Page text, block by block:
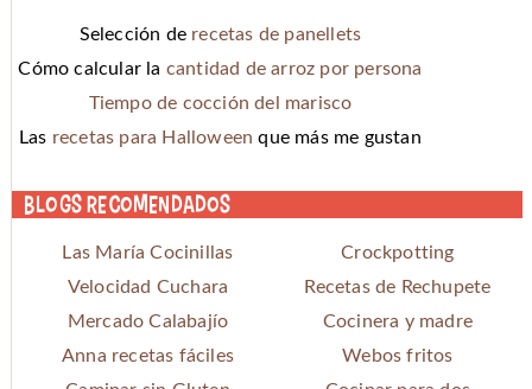
Selección de recetas de panellets
Cómo calcular la cantidad de arroz por persona
Tiempo de cocción del marisco
Las recetas para Halloween que más me gustan
Blogs recomendados
Las María Cocinillas
Crockpotting
Velocidad Cuchara
Recetas de Rechupete
Mercado Calabajío
Cocinera y madre
Anna recetas fáciles
Webos fritos